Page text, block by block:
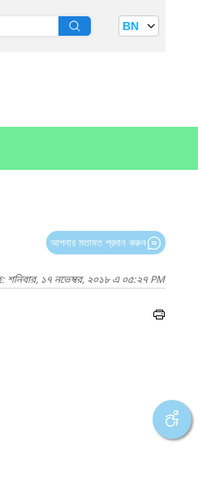
BN
আপনার মতামত প্রদান করুন
শনিবার, ১৭ নভেম্বর, ২০১৮ এ ০৫:২৭ PM